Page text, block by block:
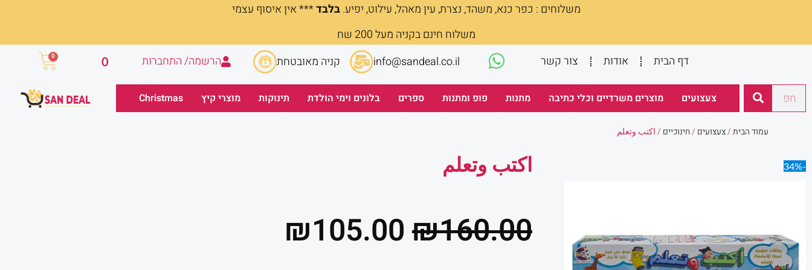
משלוחים : כפר כנא, משהד, נצרת, עין מאהל, עילוט, יפיע.בלבד*** אין איסוף עצמי
משלוח חינם בקניה מעל 200 שח
דף הבית
אודות צור קשר info@sandeal.co.il קניה מאובטחת הרשמה/ התחברות 0
0
עגלת
חיפוש צעצועים מוצרים משרדיים וכלי כתיבה מתנות פופ ומתנות ספרים בלונים וימי הולדת תינוקות מוצרי קיץ Christmas
עמוד הבית/צעצועים /חינוכיים / اكتب وتعلم
-34% اكتب وتعلم
₪160.00
המחיר ₪105.00